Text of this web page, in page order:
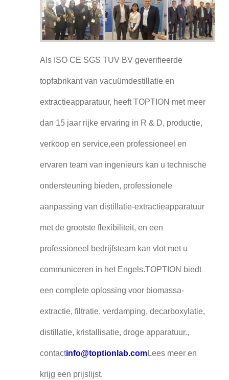
Als ISO CE SGS TUV BV geverifieerde
topfabrikant van vacuümdestillatie en
extractieapparatuur, heeft TOPTION met meer
dan 15 jaar rijke ervaring in R & D, productie,
verkoop en service,een professioneel en
ervaren team van ingenieurs kan u technische
ondersteuning bieden, professionele
aanpassing van distillatie-extractieapparatuur
met de grootste flexibiliteit, en een
professioneel bedrijfsteam kan vlot met u
communiceren in het Engels.TOPTION biedt
een complete oplossing voor biomassa-
extractie, filtratie, verdamping, decarboxylatie,
distillatie, kristallisatie, droge apparatuur.,
contactinfo@toptionlab.comLees meer en
krijg een prijslijst.